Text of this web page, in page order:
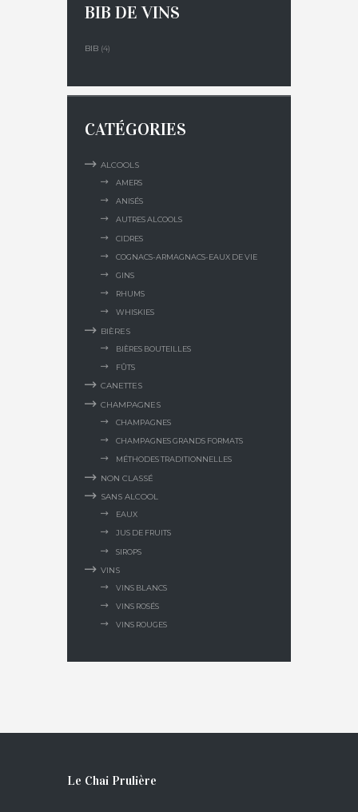
BIB DE VINS
BIB (4)
CATÉGORIES
ALCOOLS
AMERS
ANISÉS
AUTRES ALCOOLS
CIDRES
COGNACS-ARMAGNACS-EAUX DE VIE
GINS
RHUMS
WHISKIES
BIÈRES
BIÈRES BOUTEILLES
FÛTS
CANETTES
CHAMPAGNES
CHAMPAGNES
CHAMPAGNES GRANDS FORMATS
MÉTHODES TRADITIONNELLES
NON CLASSÉ
SANS ALCOOL
EAUX
JUS DE FRUITS
SIROPS
VINS
VINS BLANCS
VINS ROSÉS
VINS ROUGES
Le Chai Prulière